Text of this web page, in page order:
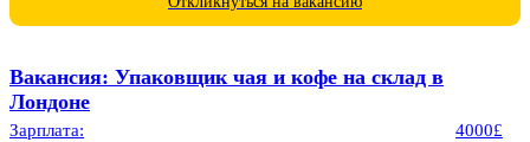
Вакансия: Упаковщик чая и кофе на склад в
Лондоне
Зарплата: 4000£